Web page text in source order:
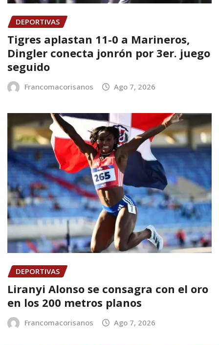
DEPORTIVAS
Tigres aplastan 11-0 a Marineros,
Dingler conecta jonrón por 3er. juego
seguido
Francomacorisanos Ago 7, 2026
DEPORTIVAS
Liranyi Alonso se consagra con el oro
en los 200 metros planos
Francomacorisanos Ago 7, 2026